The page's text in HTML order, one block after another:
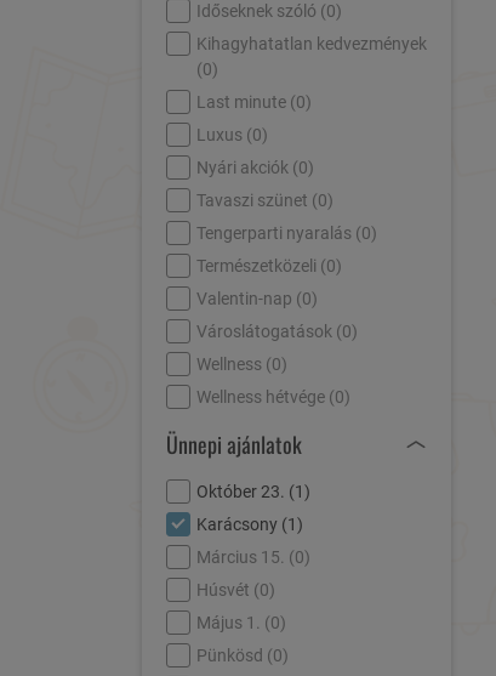
Időseknek szóló (0)
Kihagyhatatlan kedvezmények
(0)
Last minute (0)
Luxus (0)
Nyári akciók (0)
Tavaszi szünet (0)
Tengerparti nyaralás (0)
Természetközeli (0)
Valentin-nap (0)
Városlátogatások (0)
Wellness (0)
Wellness hétvége (0)
Ünnepi ajánlatok
Október 23. (1)
Karácsony (1)
Március 15. (0)
Húsvét (0)
Május 1. (0)
Pünkösd (0)